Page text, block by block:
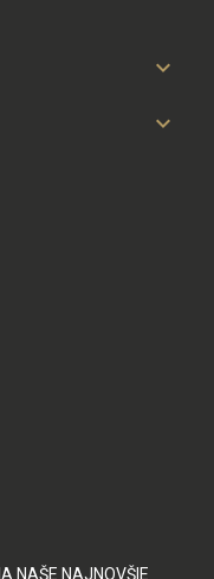


NAŠE NAJNOVŠIE